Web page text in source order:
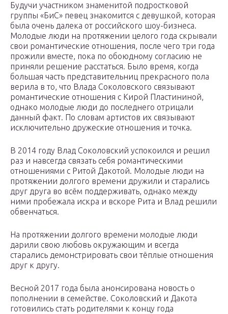
Будучи участником знаменитой подростковой
группы «БиС» певец знакомится с девушкой, которая
была очень далека от российского шоу-бизнеса.
Молодые люди на протяжении целого года скрывали
свои романтические отношения, после чего три года
прожили вместе, пока по обоюдному согласию не
приняли решение расстаться. Было время, когда
большая часть представительниц прекрасного пола
верила в то, что Влада Соколовского связывают
романтические отношения с Кирой Пластининой,
однако молодые люди до последнего отрицали
данный факт. По словам артистов их связывают
исключительно дружеские отношения и точка.
В 2014 году Влад Соколовский успокоился и решил
раз и навсегда связать себя романтическими
отношениями с Ритой Дакотой. Молодые люди на
протяжении долгого времени дружили и старались
друг друга во всём поддерживать, однако между
ними пробежала искра и вскоре Рита и Влад решили
обвенчаться.
На протяжении долгого времени молодые люди
дарили свою любовь окружающим и всегда
старались демонстрировать свои тёплые отношения
друг к другу.
Весной 2017 года была анонсирована новость о
пополнении в семействе. Соколовский и Дакота
готовились стать родителями к концу года